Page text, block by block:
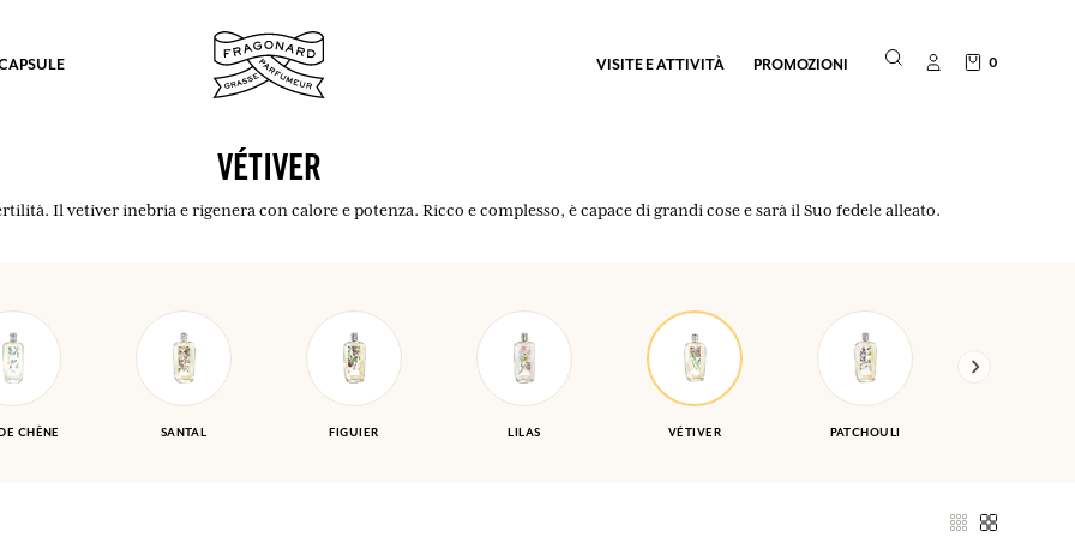
COLLEGARSI
VISITE E ATTIVITÀ PROMOZIONI 0
VÉTIVER
Il vetiver inebria e rigenera con calore e potenza. Ricco e complesso, è capace di grandi cose e sarà il Suo fedele alleato.
CHÊNE SANTAL FIGUIER LILAS VÉTIVER PATCHOULI